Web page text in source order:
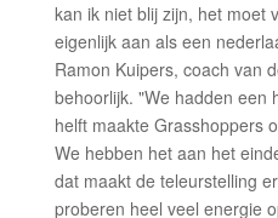
kan ik niet blij zijn, het moet
eigenlijk aan als een
Ramon Kuipers, coach van
behoorlijk. "We hadden een
helft maakte Grasshoppers
We hebben het aan het
dat maakt de teleurstelling
proberen heel veel energie